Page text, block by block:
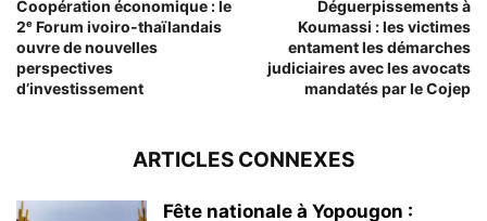
Coopération économique : le
2ᵉ Forum ivoiro-thaïlandais
ouvre de nouvelles
perspectives
d’investissement
Déguerpissements à
Koumassi : les victimes
entament les démarches
judiciaires avec les avocats
mandatés par le Cojep
ARTICLES CONNEXES
Fête nationale à Yopougon :